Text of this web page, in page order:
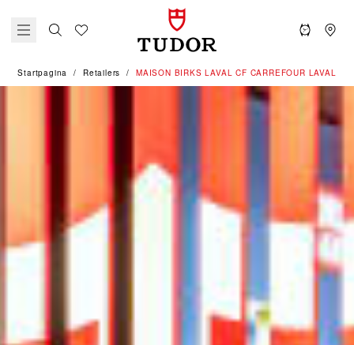
Startpagina Retailers ‭MAISON BIRKS LAVAL CF CARREFOUR LAVAL‬